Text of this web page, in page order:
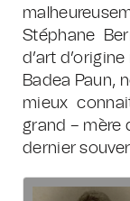
Stéphane
d’art
Badea Paun,
mieux
grand – mère
dernier